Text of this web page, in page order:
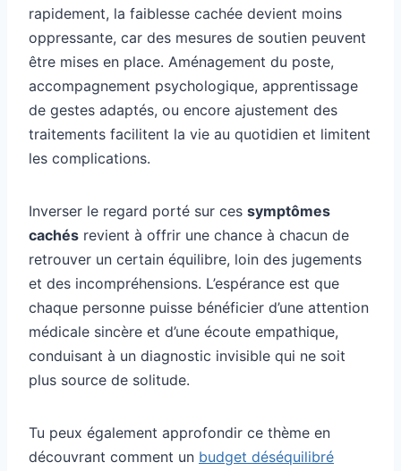
rapidement, la faiblesse cachée devient moins
oppressante, car des mesures de soutien peuvent
être mises en place. Aménagement du poste,
accompagnement psychologique, apprentissage
de gestes adaptés, ou encore ajustement des
traitements facilitent la vie au quotidien et limitent
les complications.
Inverser le regard porté sur ces symptômes
cachés revient à offrir une chance à chacun de
retrouver un certain équilibre, loin des jugements
et des incompréhensions. L’espérance est que
chaque personne puisse bénéficier d’une attention
médicale sincère et d’une écoute empathique,
conduisant à un diagnostic invisible qui ne soit
plus source de solitude.
Tu peux également approfondir ce thème en
découvrant comment un budget déséquilibré